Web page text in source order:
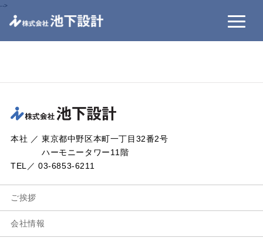
-->
本社 ／ 東京都中野区本町一丁目32番2号
ハーモニータワー11階
TEL／ 03-6853-6211
ご挨拶
会社情報